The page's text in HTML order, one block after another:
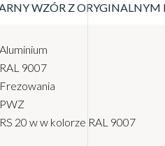
WZÓR Z
Aluminium
RAL 9007
Frezowania
PWZ
RS 20 w w kolorze RAL 9007